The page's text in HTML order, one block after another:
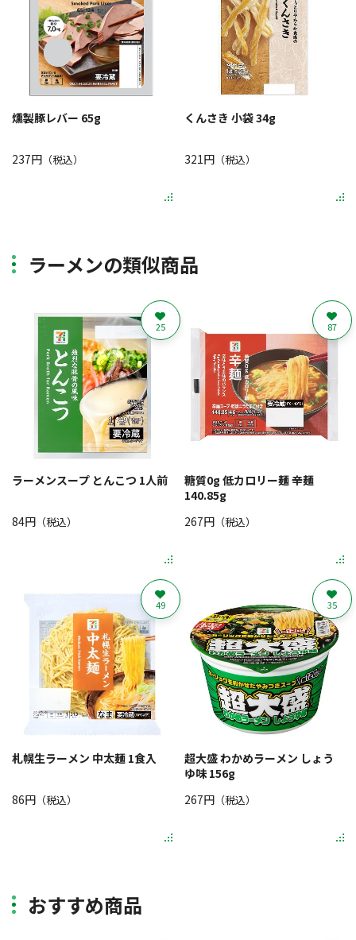
燻製豚レバー 65g
237円 （税込）
くんさき 小袋 34g
321円（税込）
ラーメンの類似商品
ラーメンスープ とんこつ 1人前
84円 （税込）
25
糖質0g 低カロリー麺 辛麺
140.85g
267円（税込）
87
札幌生ラーメン 中太麺 1食入
86円 （税込）
49
超大盛 わかめラーメン しょう
ゆ味 156g
267円（税込）
35
おすすめ商品